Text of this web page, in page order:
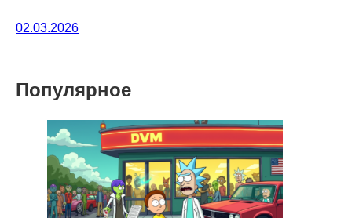
02.03.2026
Популярное